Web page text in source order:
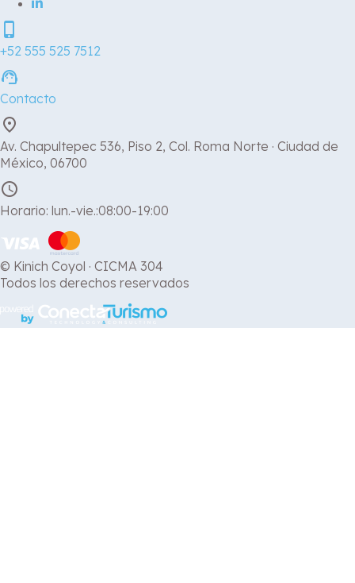
phone_iphone
+52 555 525 7512
support_agent
Contacto
place
Av. Chapultepec 536, Piso 2, Col. Roma Norte · Ciudad de
México, 06700
schedule
Horario: lun.-vie.:08:00-19:00
© Kinich Coyol · CICMA 304
Todos los derechos reservados